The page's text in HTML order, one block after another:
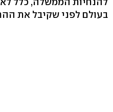
בעולם לפני שקיבל את